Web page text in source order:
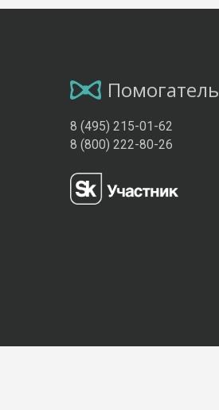
Помогатель
8 (495) 215-01-62
8 (800) 222-80-26